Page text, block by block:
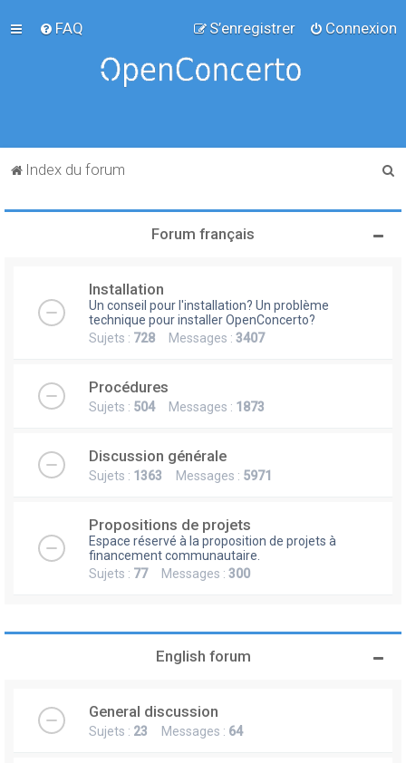
FAQ Connexion
S’enregistrer
Index du forum
Forum français
Installation
Un conseil pour l'installation? Un problème
technique pour installer OpenConcerto?
Sujets : 728 Messages : 3407
Procédures
Sujets : 504Messages : 1873
Discussion générale
Sujets : 1363 Messages : 5971
Propositions de projets
Espace réservé à la proposition de projets à
financement communautaire.
Sujets : 77Messages : 300
English forum
General discussion
Sujets : 23 Messages : 64